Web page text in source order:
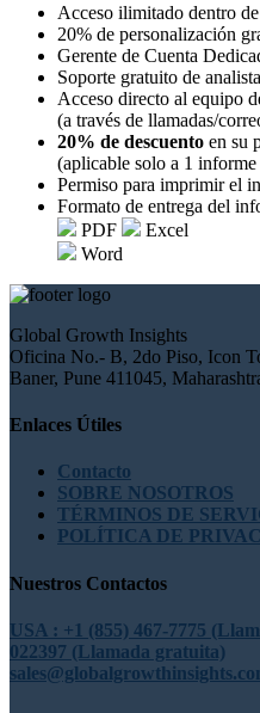
Acceso ilimitado dentro
20% de personalización
Gerente de Cuenta
Soporte gratuito de
Acceso directo al equipo
(a través de llamadas/
20% de descuento en su
(aplicable solo a 1
Permiso para imprimir el
Formato de entrega del
PDF
Excel
Word
Global Growth Insights
Oficina No.- B, 2do Piso, Icon
Baner, Pune 411045,
Enlaces Útiles
Contacto
SOBRE NOSOTROS
TÉRMINOS DE
POLÍTICA DE
Nuestros Contactos
USA : +1 (855) 467-7775
022397 (Llamada gratuita)